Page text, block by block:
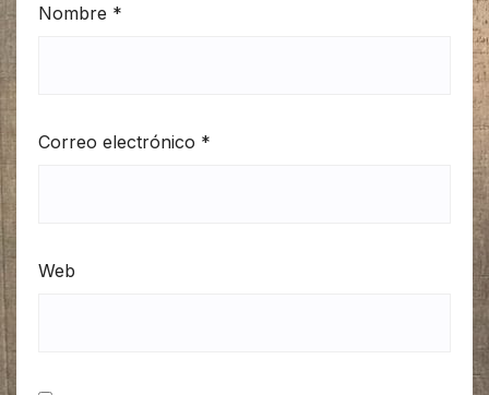
Nombre *
Correo electrónico *
Web